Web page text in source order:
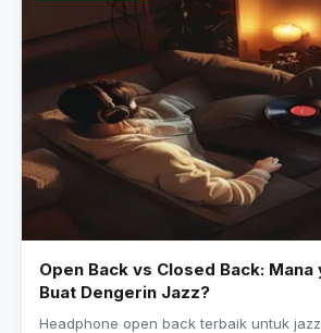
Open Back vs Closed Back: Mana
Buat Dengerin Jazz?
Headphone open back terbaik untuk